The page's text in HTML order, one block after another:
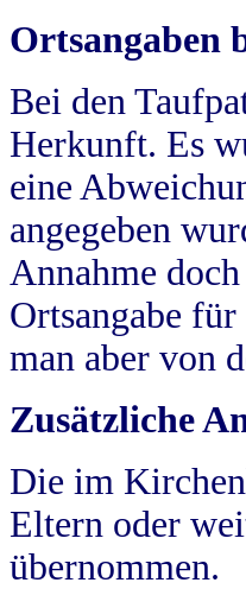
Ortsangaben
Bei den
Herkunft. Es
eine
angegeben
Annahme
Ortsangabe
man aber von
Zusätzliche
Die im
Eltern oder
übernommen.